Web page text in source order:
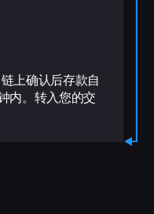
上确认后存款自
内。转入您的交